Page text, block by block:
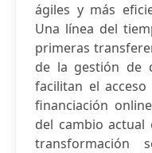
ágiles y más
Una línea del
primeras
de la gestión de
facilitan el
financiación
del cambio
transformación